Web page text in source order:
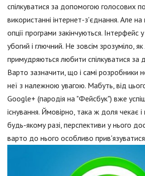
спілкуватися за допомогою голосових
використанні інтернет-з'єднання. Але
опції програми закінчуються.
убогий і глючний. Не зовсім зрозуміло,
примудряються любити спілкуватися за
Варто зазначити, що і самі розробники
неї з належною увагою. Мабуть, від
Google+ (пародія на "Фейсбук") вже
існування. Ймовірно, така ж доля чекає
будь-якому разі, перспективи у нього
варто до нього особливо